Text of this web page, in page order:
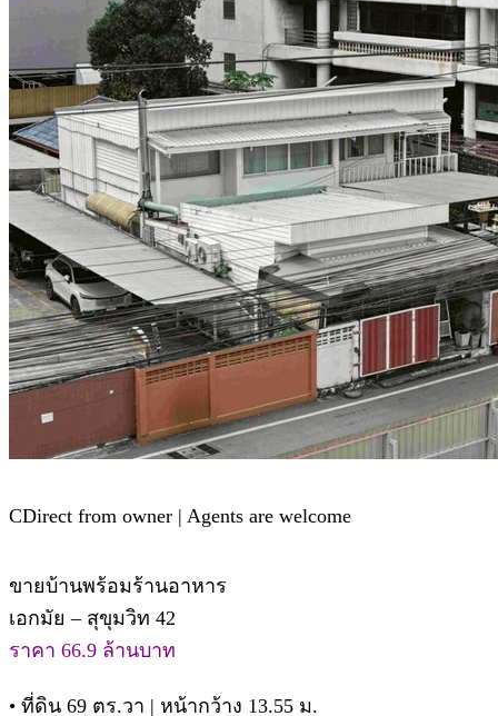
CDirect from owner | Agents are welcome
ขายบ้านพร้อมร้านอาหาร
เอกมัย – สุขุมวิท 42
ราคา 66.9 ล้านบาท
• ที่ดิน 69 ตร.วา | หน้ากว้าง 13.55 ม.